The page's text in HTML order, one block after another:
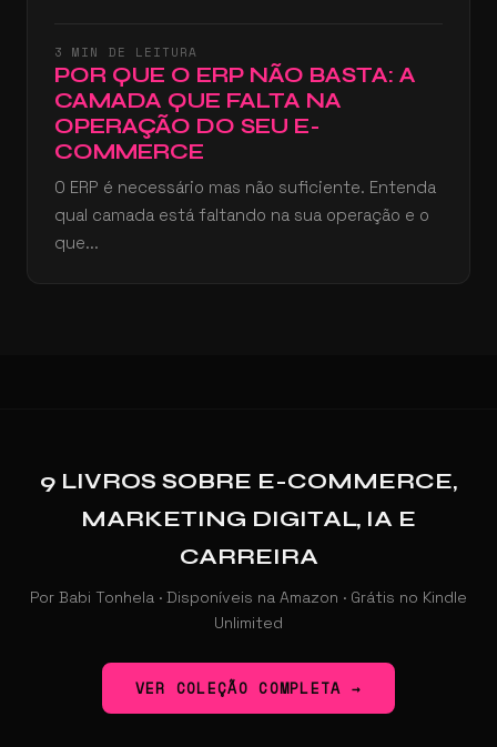
3 MIN DE LEITURA
POR QUE O ERP NÃO BASTA: A
CAMADA QUE FALTA NA
OPERAÇÃO DO SEU E-
COMMERCE
O ERP é necessário mas não suficiente. Entenda
qual camada está faltando na sua operação e o
que...
9 LIVROS SOBRE E-COMMERCE,
MARKETING DIGITAL, IA E
CARREIRA
Por Babi Tonhela · Disponíveis na Amazon · Grátis no Kindle
Unlimited
VER COLEÇÃO COMPLETA →